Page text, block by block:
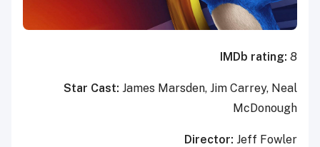
IMDb rating: 8
Star Cast: James Marsden, Jim Carrey, Neal
McDonough
Director: Jeff Fowler